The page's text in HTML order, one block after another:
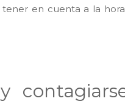
en cuenta a la